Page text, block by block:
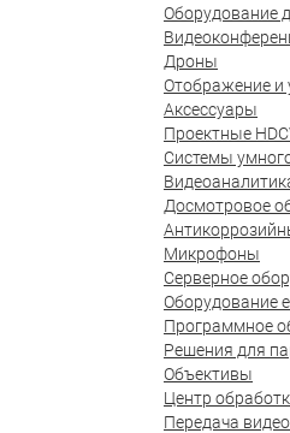
Оборудование
Дроны
Отображение и
Аксессуары
Проектные
Системы
Досмотровое
Микрофоны
Серверное
Оборудование
Программное
Решения для
Объективы
Центр
Передача